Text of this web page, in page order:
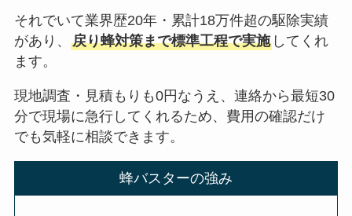
それでいて業界歴20年・累計18万件超の駆除実績
があり、 戻り蜂対策まで標準工程で実施してくれ
ます。
現地調査・見積もりも0円なうえ、連絡から最短30
分で現場に急行してくれるため、費用の確認だけ
でも気軽に相談できます。
蜂バスターの強み